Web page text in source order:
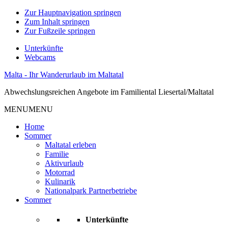
Zur Hauptnavigation springen
Zum Inhalt springen
Zur Fußzeile springen
Unterkünfte
Webcams
Malta - Ihr Wanderurlaub im Maltatal
Abwechslungsreichen Angebote im Familiental Liesertal/Maltatal
MENUMENU
Home
Sommer
Maltatal erleben
Familie
Aktivurlaub
Motorrad
Kulinarik
Nationalpark Partnerbetriebe
Sommer
Unterkünfte